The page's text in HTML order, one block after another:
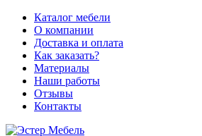
Каталог мебели
О компании
Доставка и оплата
Как заказать?
Материалы
Наши работы
Отзывы
Контакты